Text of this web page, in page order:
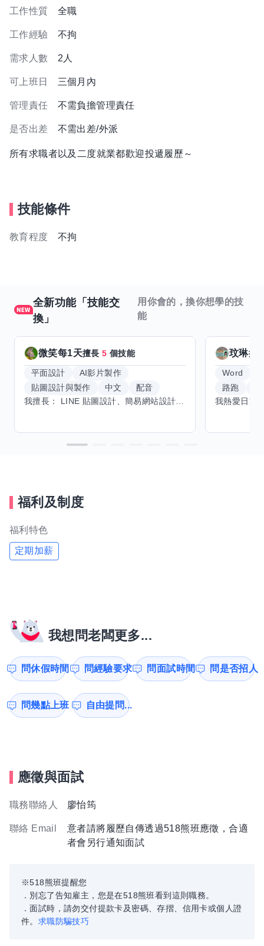
工作性質 全職
工作經驗 不拘
需求人數 2人
可上班日 三個月內
管理責任 不需負擔管理責任
是否出差 不需出差/外派
所有求職者以及二度就業都歡迎投遞履歷～
技能條件
教育程度 不拘
全新功能「技能交
換」
用你會的，換你想學的技
能
微笑每1天擅長5 個技能
平面設計
AI影片製作
貼圖設計與製作
中文
配音
玟琳擅
Word
路跑
福利及制度
福利特色
定期加薪
我想問老闆更多...
問休假時間 問經驗要求 問面試時間 問是否招人
問幾點上班 自由提問...
應徵與面試
職務聯絡人 廖怡筠
聯絡 Email
意者請將履歷自傳透過518熊班應徵，合適
者會另行通知面試
※518熊班提醒您
．別忘了告知雇主，您是在518熊班看到這則職務。
．面試時，請勿交付提款卡及密碼、存摺、信用卡或個人證
件。 求職防騙技巧